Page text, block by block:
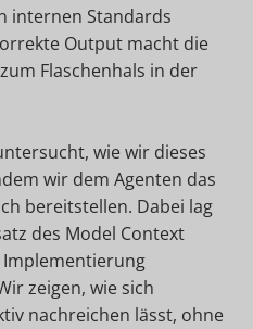
internen Standards
Output macht die
Flaschenhals in der
wie wir dieses
wir dem Agenten das
bereitstellen. Dabei lag
des Model Context
Implementierung
zeigen, wie sich
nachreichen lässt, ohne